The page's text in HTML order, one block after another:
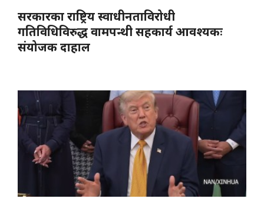
सरकारका राष्ट्रिय स्वाधीनताविरोधी
गतिविधिविरुद्ध वामपन्थी सहकार्य आवश्यकः
संयोजक दाहाल